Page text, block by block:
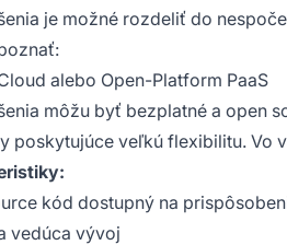
je možné rozdeliť do
alebo Open-Platform PaaS
môžu byť bezplatné a open
poskytujúce veľkú flexibilitu. Vo
kód dostupný na
vedúca vývoj